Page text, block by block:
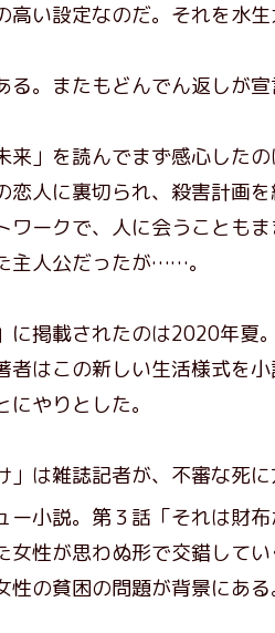
高い設定なのだ。それを水生
。またもどんでん返しが宣
」を読んでまず感心した
恋人に裏切られ、殺害計画
ワークで、人に会うことも
主人公だったが……。
掲載されたのは2020年夏
者はこの新しい生活様式を
やりとした。
は雑誌記者が、不審な死
小説。第３話「それは財布
女性が思わぬ形で交錯して
の貧困の問題が背景にある